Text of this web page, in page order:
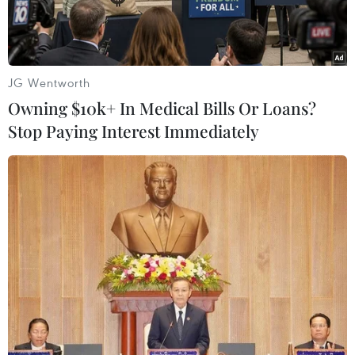
kết thúc.
Apple, Meta và Google sắp đối mặt với điều tra theo đạo luật
mới của EU.
Theo các nguồn thạo tin, cơ quan chức năng
châu Âu có kế hoạch điều tra Apple, Meta
Platforms và Google của Alphabet để xác định
việc có hay không việc các công ty này vi phạm
JG Wentworth
Owning $10k+ In Medical Bills Or Loans?
Stop Paying Interest Immediately